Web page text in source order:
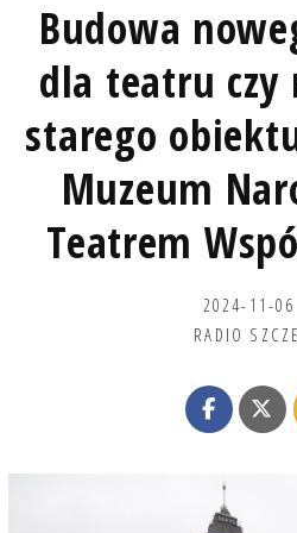
Budowa
dla teatru czy
starego
Muzeum
Teatrem
2024-11-06
RADIO